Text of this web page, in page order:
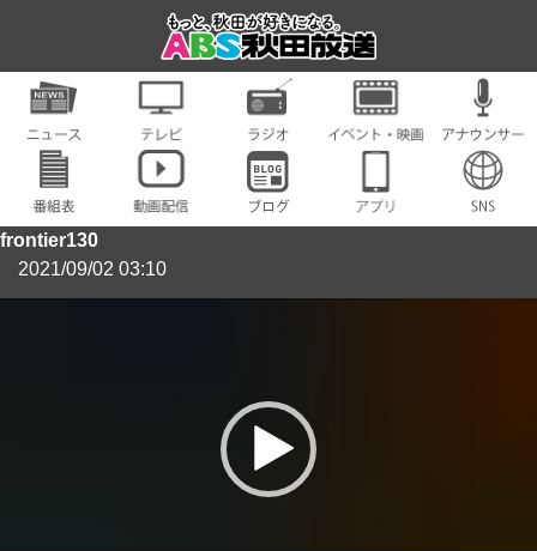
frontier130
2021/09/02 03:10